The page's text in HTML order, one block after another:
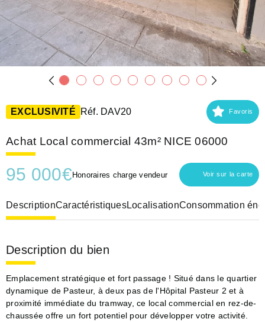
EXCLUSIVITÉ Réf. DAV20 Favoris
Achat Local commercial 43m² NICE 06000
95 000€Honoraires charge vendeur Voir sur la carte
DescriptionCaractéristiquesLocalisationConsommation
Description du bien
Emplacement stratégique et fort passage ! Situé dans le quartier
dynamique de Pasteur, à deux pas de l'Hôpital Pasteur 2 et à
proximité immédiate du tramway, ce local commercial en rez-de-
chaussée offre un fort potentiel pour développer votre activité.